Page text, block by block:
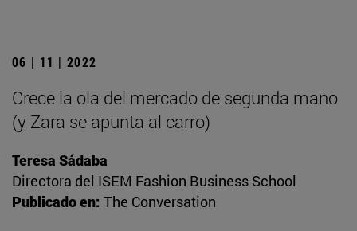
06 | 11 | 2022
Crece la ola del mercado de segunda mano
(y Zara se apunta al carro)
Teresa Sádaba
Directora del ISEM Fashion Business School
Publicado en: The Conversation